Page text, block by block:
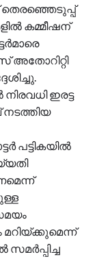
തെരഞ്ഞെടുപ്പ്
കമ്മീഷന്
ഇരട്ട
നടത്തിയ
പട്ടികയിൽ
മറിയ്ക്കുമെന്ന്